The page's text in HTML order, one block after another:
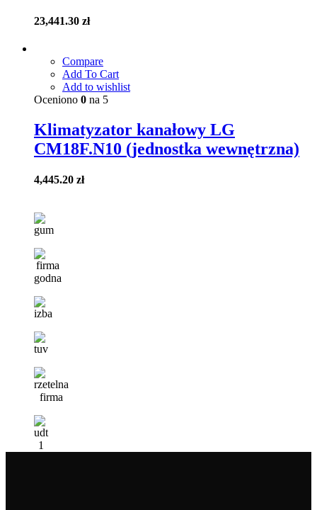
23,441.30 zł
Compare
Add To Cart
Add to wishlist
Oceniono 0 na 5
Klimatyzator kanałowy LG
CM18F.N10 (jednostka wewnętrzna)
4,445.20 zł